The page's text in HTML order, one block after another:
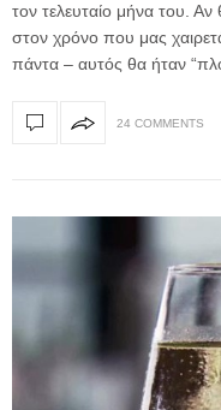
τον τελευταίο μήνα του.
στον χρόνο που μας
πάντα – αυτός θα ήταν
24 COMMENTS